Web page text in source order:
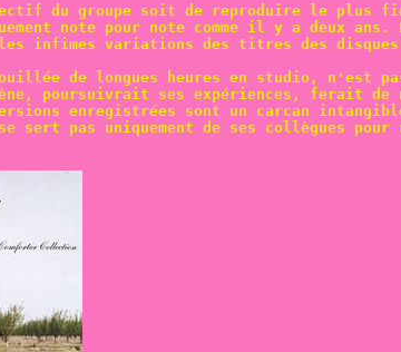
du groupe soit de reproduire le plus
note pour note comme il y a deux
infimes variations des titres des
de longues heures en studio, n'est
poursuivrait ses expériences, ferait de
enregistrées sont un carcan
pas uniquement de ses collègues pour